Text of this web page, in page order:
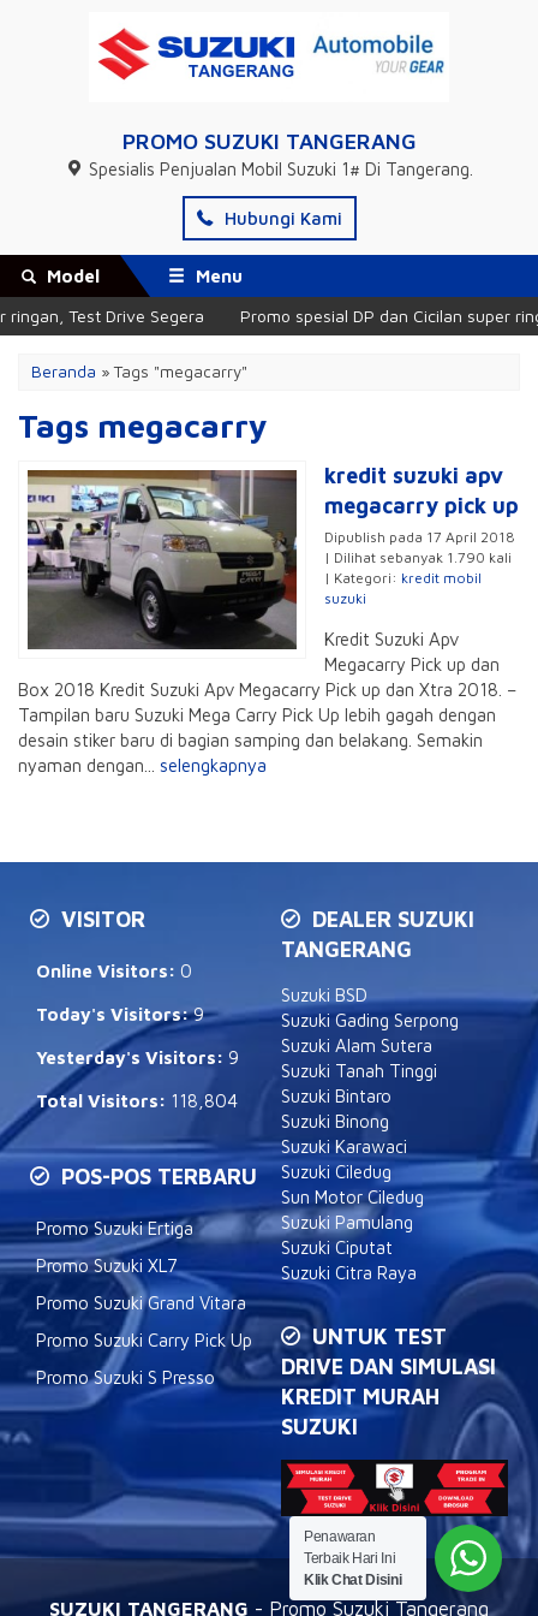
PROMO SUZUKI TANGERANG
Spesialis Penjualan Mobil Suzuki 1# Di Tangerang.
Hubungi Kami
Model
Menu
Test Drive Segera
Promo spesial DP dan Cicilan super
Beranda »Tags "megacarry"
Tags megacarry
kredit suzuki apv
megacarry pick up
Dipublish pada 17 April 2018
| Dilihat sebanyak 1.790 kali
| Kategori: kredit mobil
suzuki
Kredit Suzuki Apv
Megacarry Pick up dan
Box 2018 Kredit Suzuki Apv Megacarry Pick up dan Xtra 2018. –
Tampilan baru Suzuki Mega Carry Pick Up lebih gagah dengan
desain stiker baru di bagian samping dan belakang. Semakin
nyaman dengan... selengkapnya
VISITOR
Online Visitors: 0
Today's Visitors:9
Yesterday's Visitors: 9
Total Visitors: 118,804
POS-POS TERBARU
Promo Suzuki Ertiga
Promo Suzuki XL7
Promo Suzuki Grand Vitara
Promo Suzuki Carry Pick Up
Promo Suzuki S Presso
DEALER SUZUKI
TANGERANG
Suzuki BSD
Suzuki Gading Serpong
Suzuki Alam Sutera
Suzuki Tanah Tinggi
Suzuki Bintaro
Suzuki Binong
Suzuki Karawaci
Suzuki Ciledug
Sun Motor Ciledug
Suzuki Pamulang
Suzuki Ciputat
Suzuki Citra Raya
UNTUK TEST
DRIVE DAN SIMULASI
KREDIT MURAH
SUZUKI
SUZUKI TANGERANG - Promo Suzuki Tangerang
Penawaran
Terbaik Hari Ini
Klik Chat Disini